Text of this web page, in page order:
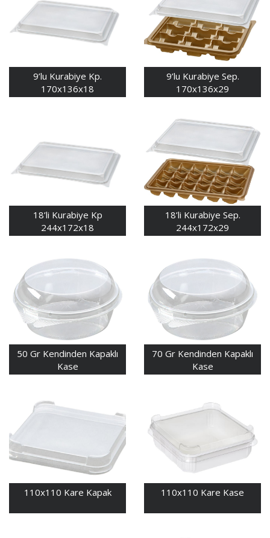
9’lu Kurabiye Kp.
170x136x18
9’lu Kurabiye Sep.
170x136x29
18’li Kurabiye Kp
244x172x18
18’li Kurabiye Sep.
244x172x29
50 Gr Kendinden Kapaklı
Kase
70 Gr Kendinden Kapaklı
Kase
110x110 Kare Kapak 110x110 Kare Kase